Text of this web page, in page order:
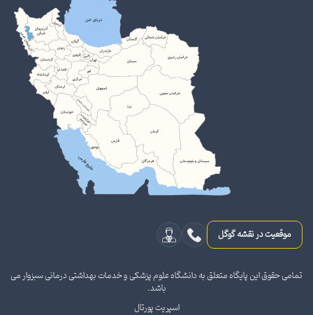
موقعیت در نقشه گوگل
تمامی حقوق این پایگاه متعلق به دانشگاه علوم پزشکی و خدمات بهداشتی درمانی سبزوار می
باشد.
اسپریت پورتال